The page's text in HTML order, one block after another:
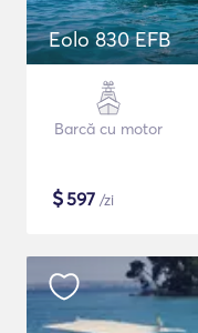
Eolo 830 EFB
Barcă cu motor
$597 /zi